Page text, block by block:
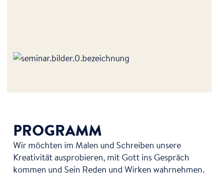
PROGRAMM
Wir möchten im Malen und Schreiben unsere
Kreativität ausprobieren, mit Gott ins Gespräch
kommen und Sein Reden und Wirken wahrnehmen.